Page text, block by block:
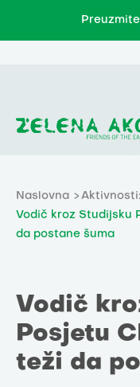
Naslovna
Vodič kroz Studijsku
da postane šuma
Vodič
Posjetu
teži da